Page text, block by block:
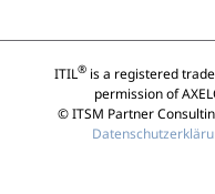
ITIL®is a registered trade
permission of
© ITSM Partner